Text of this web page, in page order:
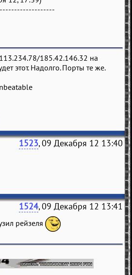
185.42.146.32 на
этот. Надолго. Порты те же.
1523, 09 Декабря 12 13:40
1524, 09 Декабря 12 13:41
рейзеля